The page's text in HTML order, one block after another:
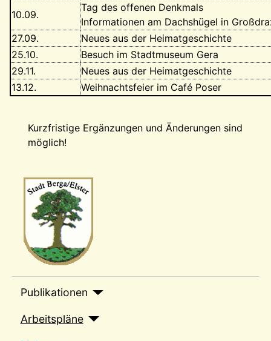
Publikationen
Arbeitspläne
10.09.
Tag des offenen Denkmals
Informationen am Dachshügel in
27.09.
Neues aus der Heimatgeschichte
25.10.
Besuch im Stadtmuseum Gera
29.11.
Neues aus der Heimatgeschichte
13.12.
Weihnachtsfeier im Café Poser
Kurzfristige Ergänzungen und Änderungen sind
möglich!